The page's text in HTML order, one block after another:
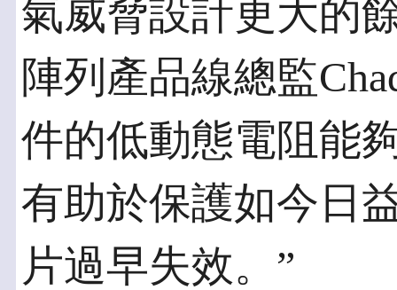
氣威脅設計更大的
陣列產品線總監
件的低動態電阻能
有助於保護如今日
片過早失效。”